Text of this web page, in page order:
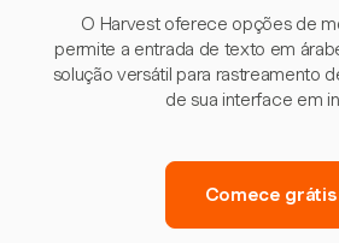
O Harvest oferece opções de
permite a entrada de texto em
solução versátil para rastreamento
de sua interface em
Comece grátis